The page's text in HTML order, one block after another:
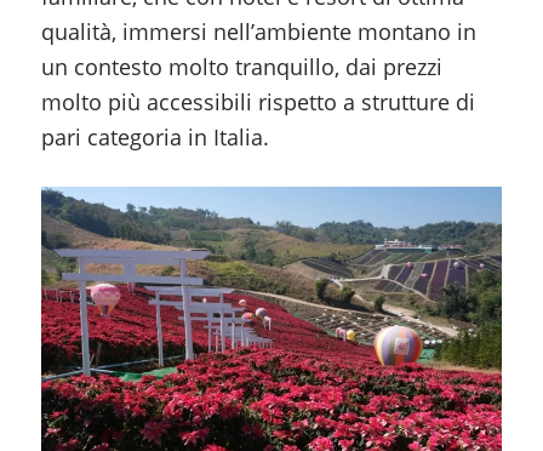
qualità, immersi nell’ambiente montano in
un contesto molto tranquillo, dai prezzi
molto più accessibili rispetto a strutture di
pari categoria in Italia.